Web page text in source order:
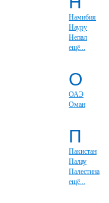
Намибия
Науру
Непал
ещё...
О
ОАЭ
Оман
П
Пакистан
Палау
Палестина
ещё...